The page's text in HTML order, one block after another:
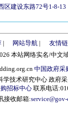
区建设东路72号1-8-
| 网站导航 |
友情
本站网络实名/中文
中国政府采
学技术研究中心 政府
招标中心 联系电话
接收邮箱: